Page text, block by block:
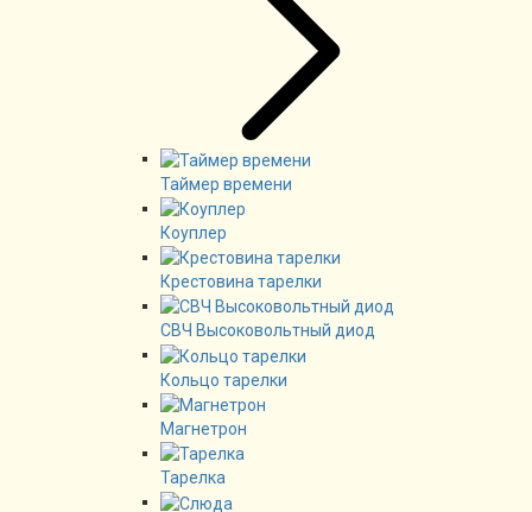
Таймер времени
Коуплер
Крестовина тарелки
СВЧ Высоковольтный диод
Кольцо тарелки
Магнетрон
Тарелка